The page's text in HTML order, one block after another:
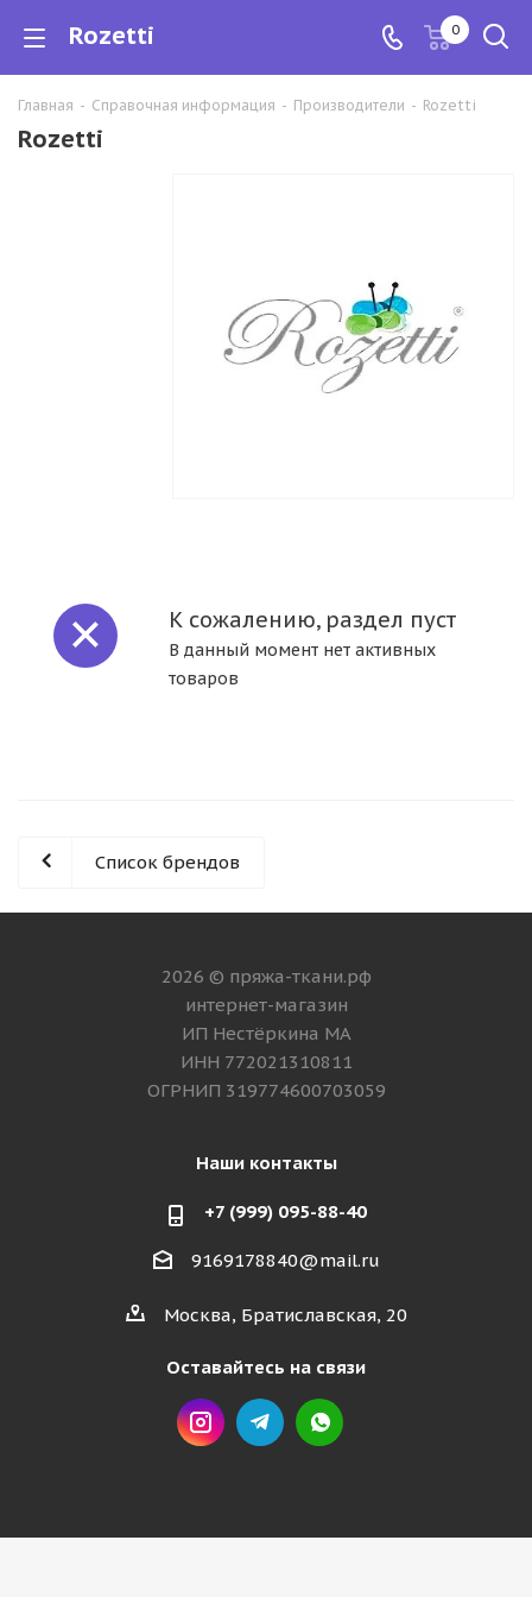
Rozetti 0
Главная - Справочная информация - Производители - Rozetti
Rozetti
К сожалению, раздел пуст
В данный момент нет активных
товаров
Список брендов
2026 © пряжа-ткани.рф
интернет-магазин
ИП Нестёркина МА
ИНН 772021310811
ОГРНИП 319774600703059
Наши контакты
+7 (999) 095-88-40
9169178840@mail.ru
Москва, Братиславская, 20
Оставайтесь на связи